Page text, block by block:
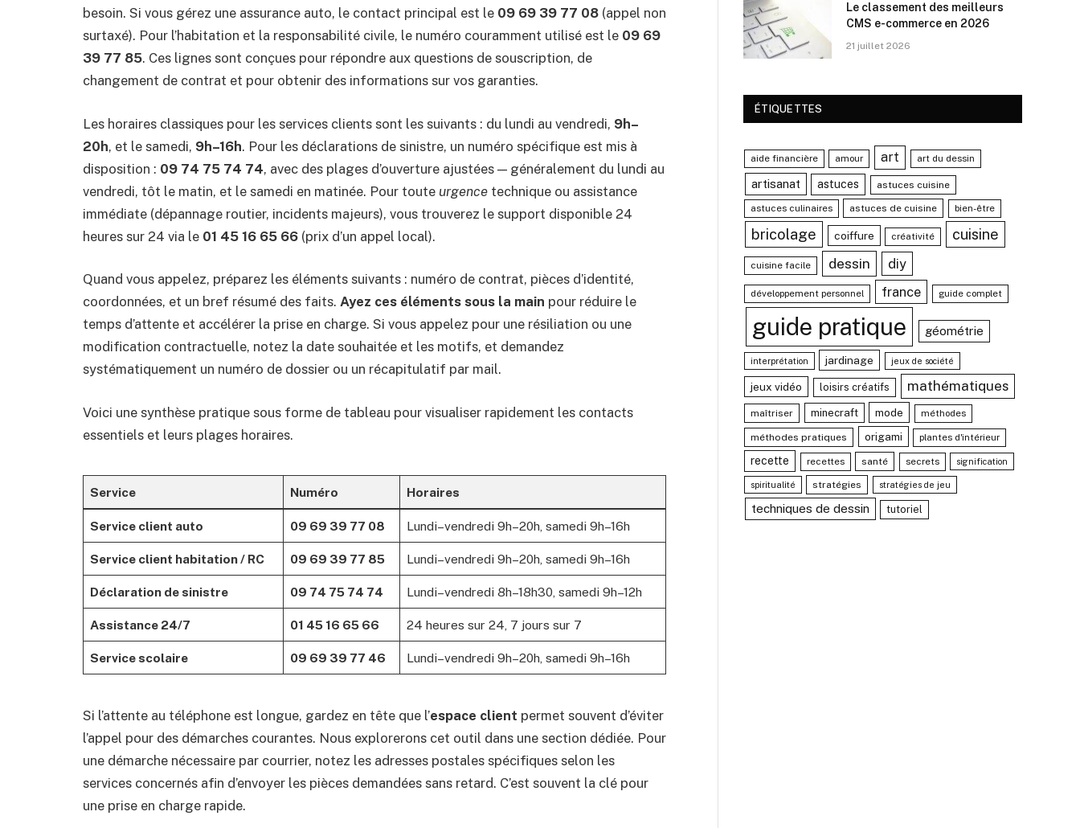
besoin. Si vous gérez une assurance auto, le contact principal est le 09 69 39 77 08 (appel non
surtaxé). Pour l’habitation et la responsabilité civile, le numéro couramment utilisé est le 09 69
39 77 85. Ces lignes sont conçues pour répondre aux questions de souscription, de
changement de contrat et pour obtenir des informations sur vos garanties.
Les horaires classiques pour les services clients sont les suivants : du lundi au vendredi, 9h–
20h, et le samedi, 9h–16h. Pour les déclarations de sinistre, un numéro spécifique est mis à
disposition : 09 74 75 74 74, avec des plages d’ouverture ajustées — généralement du lundi au
vendredi, tôt le matin, et le samedi en matinée. Pour toute urgence technique ou assistance
immédiate (dépannage routier, incidents majeurs), vous trouverez le support disponible 24
heures sur 24 via le 01 45 16 65 66 (prix d’un appel local).
Quand vous appelez, préparez les éléments suivants : numéro de contrat, pièces d’identité,
coordonnées, et un bref résumé des faits. Ayez ces éléments sous la main pour réduire le
temps d’attente et accélérer la prise en charge. Si vous appelez pour une résiliation ou une
modification contractuelle, notez la date souhaitée et les motifs, et demandez
systématiquement un numéro de dossier ou un récapitulatif par mail.
Voici une synthèse pratique sous forme de tableau pour visualiser rapidement les contacts
essentiels et leurs plages horaires.
Service Numéro Horaires
Service client auto 09 69 39 77 08 Lundi–vendredi 9h–20h, samedi 9h–16h
Service client habitation / RC 09 69 39 77 85 Lundi–vendredi 9h–20h, samedi 9h–16h
Déclaration de sinistre 09 74 75 74 74 Lundi–vendredi 8h–18h30, samedi 9h–12h
Assistance 24/7 01 45 16 65 66 24 heures sur 24, 7 jours sur 7
Service scolaire 09 69 39 77 46 Lundi–vendredi 9h–20h, samedi 9h–16h
Si l’attente au téléphone est longue, gardez en tête que l’espace client permet souvent d’éviter
l’appel pour des démarches courantes. Nous explorerons cet outil dans une section dédiée. Pour
une démarche nécessaire par courrier, notez les adresses postales spécifiques selon les
services concernés afin d’envoyer les pièces demandées sans retard. C’est souvent la clé pour
une prise en charge rapide.
Le classement des meilleurs
CMS e-commerce en 2026
21 juillet 2026
ÉTIQUETTES
aide financière amour art art du dessin
artisanat astuces astuces cuisine
astuces culinaires astuces de cuisine bien-être
bricolage coiffure créativité cuisine
cuisine facile dessin diy
développement personnel france guide complet
guide pratique géométrie
interprétation jardinage jeux de société
jeux vidéo loisirs créatifs mathématiques
maîtriser minecraft mode méthodes
méthodes pratiques origami plantes d'intérieur
recette recettes santé secrets signification
spiritualité stratégies stratégies de jeu
techniques de dessin tutoriel